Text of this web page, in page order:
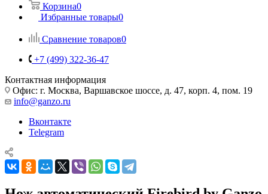
Корзина0
Избранные товары0
Сравнение товаров0
+7 (499) 322-36-47
Контактная информация
Офис: г. Москва, Варшавское шоссе, д. 47, корп. 4, пом. 19
info@ganzo.ru
Вконтакте
Telegram